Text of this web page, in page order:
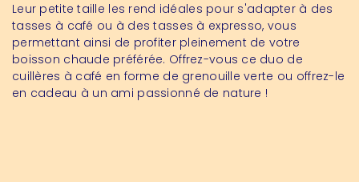
Leur petite taille les rend idéales pour s'adapter à des
tasses à café ou à des tasses à expresso, vous
permettant ainsi de profiter pleinement de votre
boisson chaude préférée. Offrez-vous ce duo de
cuillères à café en forme de grenouille verte ou offrez-le
en cadeau à un ami passionné de nature !